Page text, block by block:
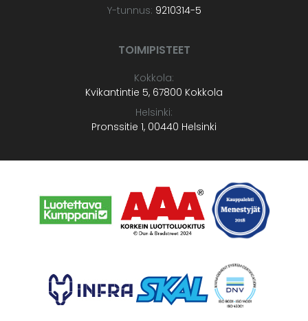
Y-tunnus: 9210314-5
TOIMIPISTEET
Kokkola:
Kvikantintie 5, 67800 Kokkola
Helsinki:
Pronssitie 1, 00440 Helsinki